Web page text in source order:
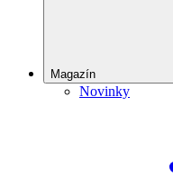
Magazín
Novinky